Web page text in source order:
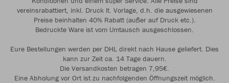
vereinsrabattiert, inkl. Druck lt. Vorlage, d.h. die ausgewiesenen
Preise beinhalten 40% Rabatt (außer auf Druck etc.).
Bedruckte Ware ist vom Umtausch ausgeschlossen.
Eure Bestellungen werden per DHL direkt nach Hause geliefert. Dies
kann zur Zeit ca. 14 Tage dauern.
Die Versandkosten betragen 7,95€.
Eine Abholung vor Ort ist zu nachfolgenden Öffnungszeit möglich.